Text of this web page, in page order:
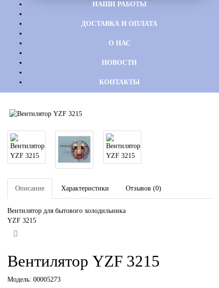
НАШИ РАБОТЫ
ДОСТАВКА И ОПЛАТА
О НАС
НОВОСТИ
КОНТАКТЫ
Описание Характеристики Отзывов (0)
Вентилятор для бытового холодильника
YZF 3215
Вентилятор YZF 3215
Модель: 00005273